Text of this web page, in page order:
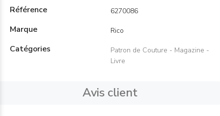
Référence 6270086
Marque Rico
Catégories
Patron de Couture - Magazine -
Livre
Avis client